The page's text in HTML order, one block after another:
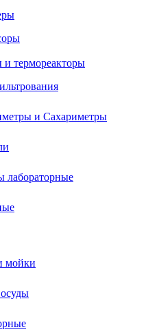
и термореакторы
и Сахариметры
лабораторные
мойки